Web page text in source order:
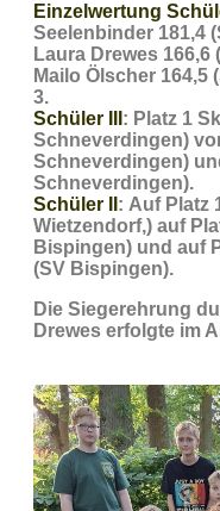
Einzelwertung
Seelenbinder 181,4
Laura Drewes
Mailo Ölscher 164,5
3.
Schüler III : Platz 1
Schneverdingen)
Schneverdingen)
Schneverdingen).
Schüler II : Auf Platz
Wietzendorf,) auf
Bispingen) und auf
(SV Bispingen).
Die Siegerehrung
Drewes erfolgte im